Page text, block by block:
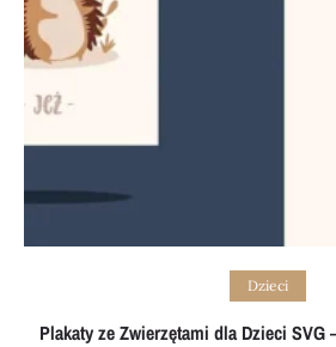
Add to cart
Dzieci
Plakaty ze Zwierzętami dla Dzieci SVG